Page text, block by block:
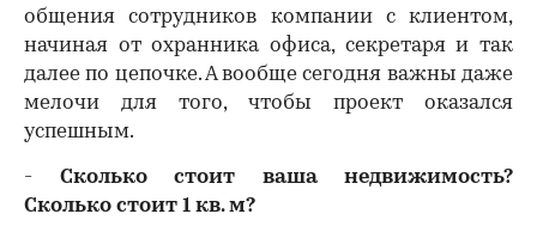
общения сотрудников компании с клиентом,
начиная от охранника офиса, секретаря и так
далее по цепочке. А вообще сегодня важны даже
мелочи для того, чтобы проект оказался
успешным.
- Сколько стоит ваша недвижимость?
Сколько стоит 1 кв. м?